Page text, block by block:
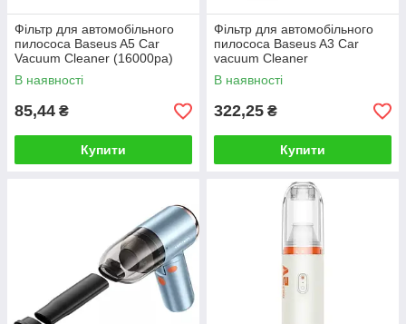
Фільтр для автомобільного
пилососа Baseus A5 Car
Vacuum Cleaner (16000pa)
Filter (1PCS) Cluster Black
В наявності
85,44 ₴
Купити
Фільтр для автомобільного
пилососа Baseus A3 Car
vacuum Cleaner
strainer（2PCS）Black
В наявності
322,25 ₴
Купити